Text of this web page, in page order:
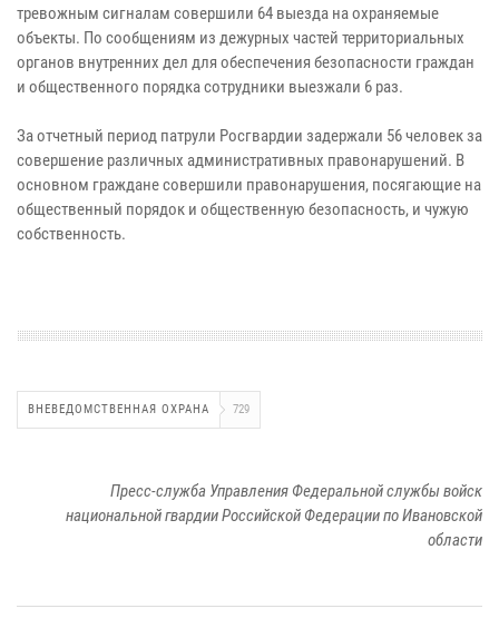
тревожным сигналам совершили 64 выезда на охраняемые
объекты. По сообщениям из дежурных частей территориальных
органов внутренних дел для обеспечения безопасности граждан
и общественного порядка сотрудники выезжали 6 раз.
За отчетный период патрули Росгвардии задержали 56 человек за
совершение различных административных правонарушений. В
основном граждане совершили правонарушения, посягающие на
общественный порядок и общественную безопасность, и чужую
собственность.
ВНЕВЕДОМСТВЕННАЯ ОХРАНА 729
Пресс-служба Управления Федеральной службы войск
национальной гвардии Российской Федерации по Ивановской
области